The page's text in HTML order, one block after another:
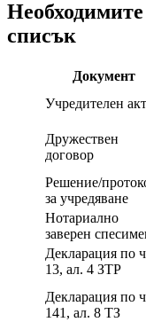
списък
Документ
Учредителен акт
Дружествен
договор
Решение/
за учредяване
Нотариално
заверен
Декларация по
13, ал. 4 ЗТР
Декларация по
141, ал. 8 ТЗ